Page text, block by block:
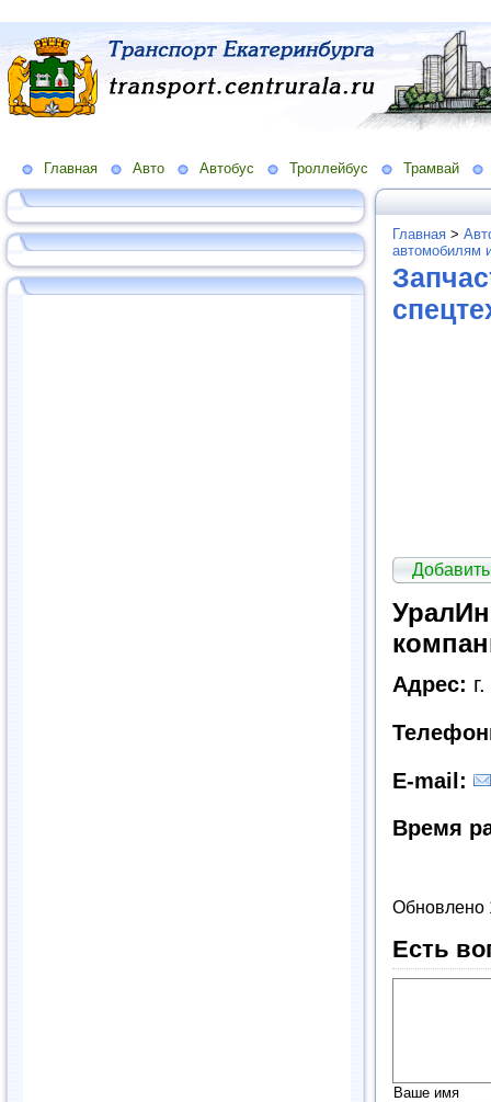
Главная Авто Автобус Троллейбус Трамвай
Главная >
автомобилям
Адрес:
E-mail :
Время
Обновлено
Есть
Ваше имя